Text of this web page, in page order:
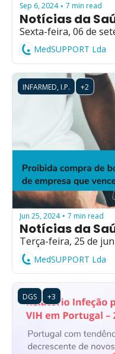
Sep 6, 2024 • 7 min read
Notícias da
Sexta-feira, 06 de
MedSUPPORT Lda
INFARMED, I.P. +2
Jun 25, 2024 • 7 min read
Notícias da
Terça-feira, 25 de
MedSUPPORT Lda
DGS +3